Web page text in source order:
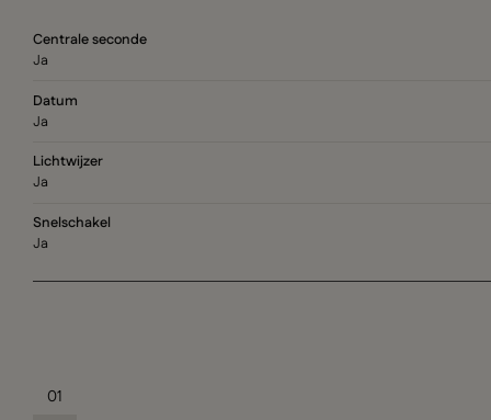
Centrale seconde
Ja
Datum
Ja
Lichtwijzer
Ja
Snelschakel
Ja
01